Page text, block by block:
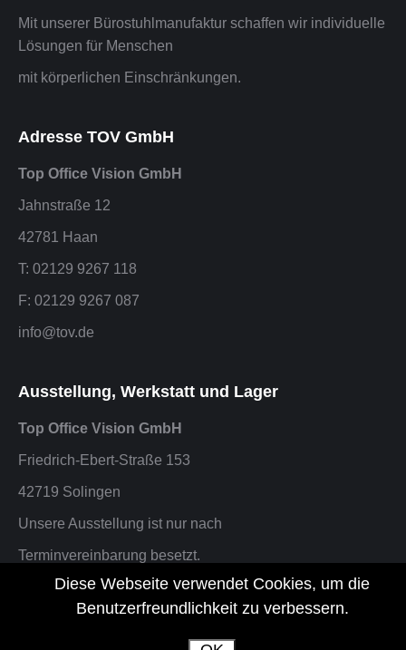
Mit unserer Bürostuhlmanufaktur schaffen wir individuelle
Lösungen für Menschen
mit körperlichen Einschränkungen.
Adresse TOV GmbH
Top Office Vision GmbH
Jahnstraße 12
42781 Haan
T: 02129 9267 118
F: 02129 9267 087
info@tov.de
Ausstellung, Werkstatt und Lager
Top Office Vision GmbH
Friedrich-Ebert-Straße 153
42719 Solingen
Unsere Ausstellung ist nur nach
Terminvereinbarung besetzt.
F: 02129 9267 087 oder info@tov.de
Diese Webseite verwendet Cookies, um die
Benutzerfreundlichkeit zu verbessern.